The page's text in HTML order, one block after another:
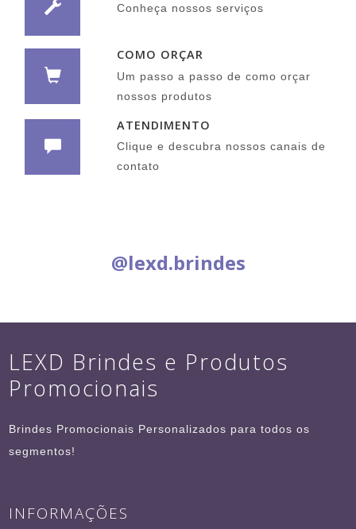
Conheça nossos serviços
COMO ORÇAR
Um passo a passo de como orçar
nossos produtos
ATENDIMENTO
Clique e descubra nossos canais de
contato
@lexd.brindes
LEXD Brindes e Produtos
Promocionais
Brindes Promocionais Personalizados para todos os
segmentos!
INFORMAÇÕES